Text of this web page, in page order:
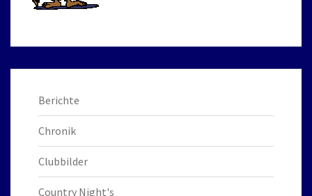
Berichte
Chronik
Clubbilder
Country Night's